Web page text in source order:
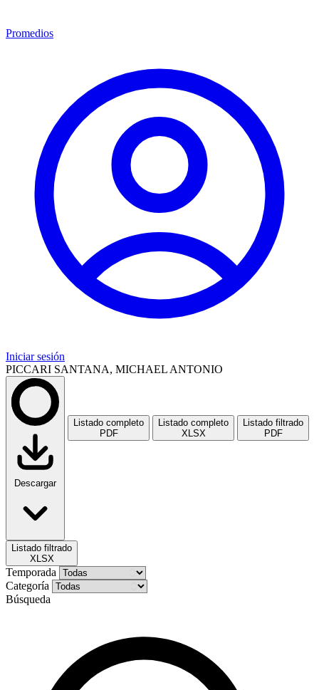
Promedios
Iniciar sesión
PICCARI SANTANA, MICHAEL ANTONIO
Descargar
Listado completo
PDF
Listado completo
XLSX
Listado filtrado
PDF
Listado filtrado
XLSX
Temporada
Categoría
Búsqueda